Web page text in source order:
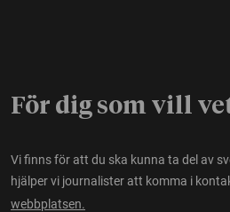
För dig som vill
Vi finns för att du ska kunna ta del av
hjälper vi journalister att komma i
webbplatsen.